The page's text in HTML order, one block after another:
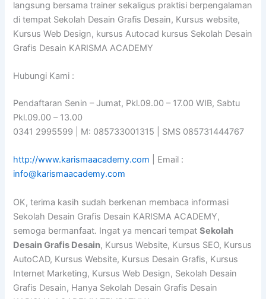
langsung bersama trainer sekaligus praktisi berpengalaman
di tempat Sekolah Desain Grafis Desain, Kursus website,
Kursus Web Design, kursus Autocad kursus Sekolah Desain
Grafis Desain KARISMA ACADEMY
Hubungi Kami :
Pendaftaran Senin – Jumat, Pkl.09.00 – 17.00 WIB, Sabtu
Pkl.09.00 – 13.00
0341 2995599 | M: 085733001315 | SMS 085731444767
http://www.karismaacademy.com | Email :
info@karismaacademy.com
OK, terima kasih sudah berkenan membaca informasi
Sekolah Desain Grafis Desain KARISMA ACADEMY,
semoga bermanfaat. Ingat ya mencari tempatSekolah
Desain Grafis Desain, Kursus Website, Kursus SEO, Kursus
AutoCAD, Kursus Website, Kursus Desain Grafis, Kursus
Internet Marketing, Kursus Web Design, Sekolah Desain
Grafis Desain, Hanya Sekolah Desain Grafis Desain